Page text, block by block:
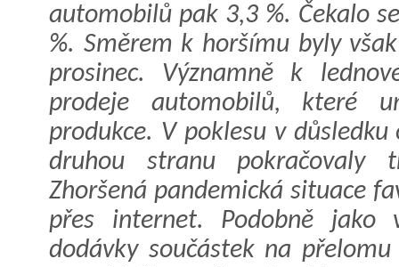
automobilů pak 3,3 %. Čekalo
%. Směrem k horšímu byly
prosinec. Významně k
prodeje automobilů, které
produkce. V poklesu v
druhou stranu pokračovaly
Zhoršená pandemická situace
přes internet. Podobně jako
dodávky součástek na